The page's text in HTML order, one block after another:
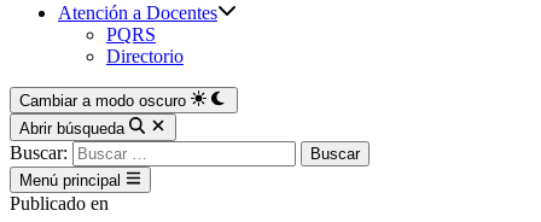
Atención a Docentes
PQRS
Directorio
Cambiar a modo oscuro
Abrir búsqueda
Buscar:
Menú principal
Publicado en